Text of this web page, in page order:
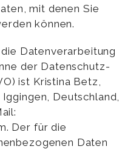
mit denen Sie
können.
Datenverarbeitung
der Datenschutz-
ist Kristina Betz,
Deutschland,
Der für die
Daten